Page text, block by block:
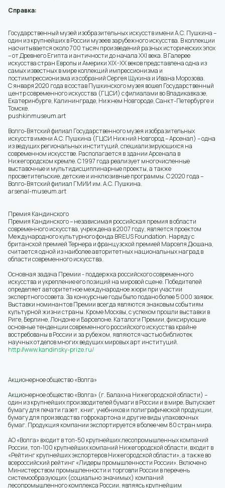
Справка:
Государственный музей изобразительных искусств имени А.С. Пушкина –
один из крупнейших в России музеев зарубежного искусства. В коллекции
насчитывается около 700 тысяч произведений разных исторических эпох
– от Древнего Египта и античности до начала XXI века. В Галерее
искусства стран Европы и Америки XIX–XX веков представлена одна из
самых известных в мире коллекций импрессионизма и
постимпрессионизма из собраний Сергея Щукина и Ивана Морозова.
С января 2020 года в состав Пушкинского музея вошел Государственный
центр современного искусства (ГЦСИ) с филиалами во Владикавказе,
Екатеринбурге, Калининграде, Нижнем Новгороде, Санкт-Петербурге и
Томске.
pushkinmuseum.art
Волго-Вятский филиал Государственного музея изобразительных
искусств имени А.С. Пушкина (ГЦСИ Нижний Новгород – Арсенал) – одна
из ведущих региональных институций, специализирующихся на
современном искусстве. Располагается в здании Арсенала в
Нижегородском кремле. С 1997 года реализует многочисленные
выставочные и мультидисциплинарные проекты, а также
просветительские, детские и инклюзивные программы. С 2020 года –
Волго-Вятский филиал ГМИИ им. А.С. Пушкина.
arsenal-museum.art
Премия Кандинского
Премия Кандинского – независимая российская премия в области
современного искусства, учреждена в 2007 году, является проектом
Международного культурного фонда BREUS Foundation. Наряду с
британской премией Тернера и французской премией Марселя Дюшана,
считается одной из наиболее авторитетных национальных наград в
области современного искусства.
Основная задача Премии - поддержка российского современного
искусства и укрепление его позиций на мировой сцене. Победителей
определяет авторитетное международное жюри при участии
экспертного совета. За конкурсные годы было подано более 5 000 заявок.
Выставки номинантов Премии всегда являются знаковым событиям
культурной жизни страны. Кроме Москвы, с успехом прошли выставки в
Риге, Берлине, Лондоне и Барселоне. Каталоги Премии, фиксирующие
основные тенденции современного российского искусства крайне
востребованы в России и за рубежом, являются частью библиотек
научных отделов многих ведущих мировых арт институций.
http://www.kandinsky-prize.ru/
Акционерное общество «Волга»
Акционерное общество «Волга» (г. Балахна Нижегородской области) –
один из крупнейших производителей бумаги в России и в мире. Выпускает
бумагу для печати газет, книг, учебников и полиграфической продукции,
бумагу для производства гофрокартона и другие виды упаковочных
бумаг. Продукция компании экспортируется в более чем 80 стран мира.
АО «Волга» входит в топ-50 крупнейших лесопромышленных компаний
России, топ-100 крупнейших компаний Нижегородской области, входит в
«Рейтинг крупнейших экспортеров Нижегородской области», а также во
всероссийский рейтинг «Лидеры промышленности России». Включено
Министерством промышленности и торговли России в перечень
системообразующих (социально значимых) компаний
лесопромышленного комплекса России, являясь крупнейшим